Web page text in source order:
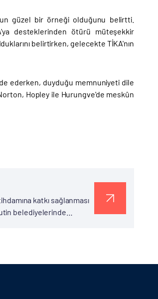
güzel bir örneği olduğunu belirtti.
desteklerinden ötürü müteşekkir
belirtirken, gelecekte TİKA'nın
ederken, duyduğu memnuniyeti dile
Hopley ile Hurungve'de meskûn
katkı sağlanması
belediyelerinde